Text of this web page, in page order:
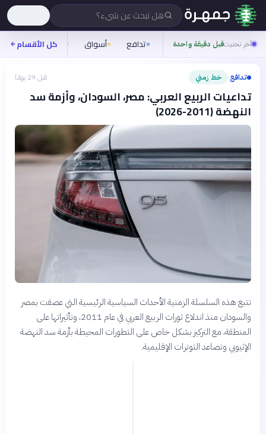
هل تبحث عن شيء؟
آخر تحديثقبل دقيقة واحدة تدافع أسواق ناس روح
كل الأقسام
تدافع› خط زمني قبل 29 يومًا
تداعيات الربيع العربي: مصر، السودان، وأزمة سد
النهضة (2011-2026)
تتبع هذه السلسلة الزمنية الأحداث السياسية الرئيسية التي عصفت بمصر
والسودان منذ اندلاع ثورات الربيع العربي في عام 2011، وتأثيراتها على
المنطقة، مع التركيز بشكل خاص على التطورات المحيطة بأزمة سد النهضة
الإثيوبي وتصاعد التوترات الإقليمية.